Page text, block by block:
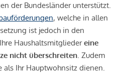
der Bundesländer unterstützt.
, welche in allen
ist jedoch in den
Haushaltsmitgliedereine
nicht überschreiten. Zudem
Ihr Hauptwohnsitz dienen.